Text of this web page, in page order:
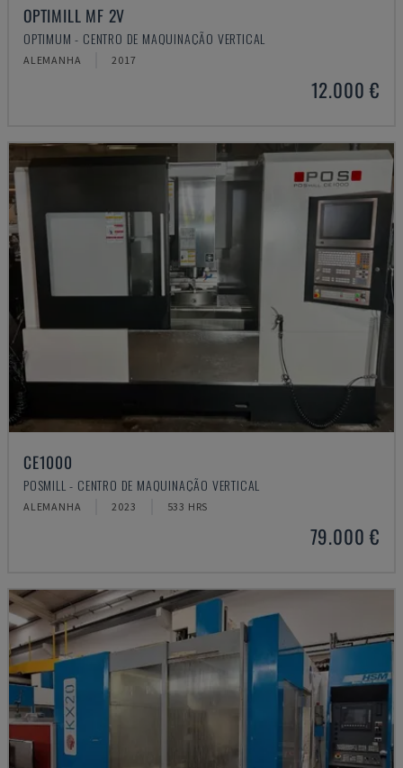
OPTIMILL MF 2V
OPTIMUM - CENTRO DE MAQUINAÇÃO VERTICAL
ALEMANHA 2017
12.000 €
CE1000
POSMILL - CENTRO DE MAQUINAÇÃO VERTICAL
ALEMANHA 2023 533 HRS
79.000 €